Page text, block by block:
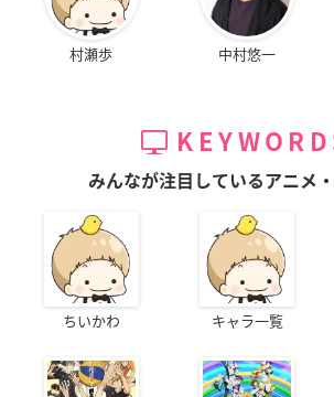
村瀬歩 中村悠一
みんなが注目しているアニメ
ちいかわ キャラ一覧